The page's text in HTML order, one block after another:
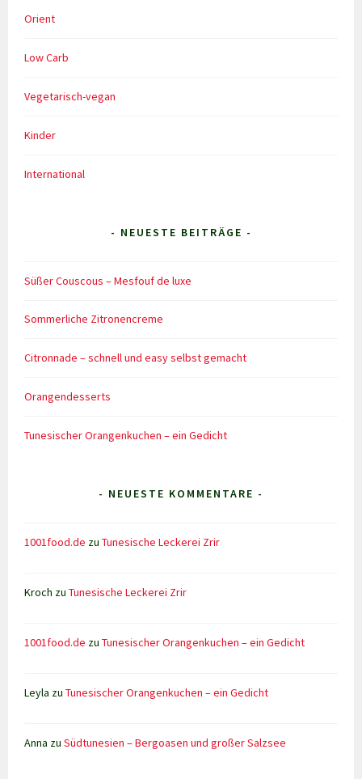
Orient
Low Carb
Vegetarisch-vegan
Kinder
International
- NEUESTE BEITRÄGE -
Süßer Couscous – Mesfouf de luxe
Sommerliche Zitronencreme
Citronnade – schnell und easy selbst gemacht
Orangendesserts
Tunesischer Orangenkuchen – ein Gedicht
- NEUESTE KOMMENTARE -
1001food.de zuTunesische Leckerei Zrir
Kroch zuTunesische Leckerei Zrir
1001food.de zuTunesischer Orangenkuchen – ein Gedicht
Leyla zuTunesischer Orangenkuchen – ein Gedicht
Anna zuSüdtunesien – Bergoasen und großer Salzsee